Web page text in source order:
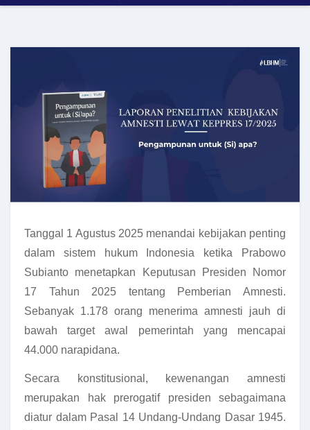
Tanggal 1 Agustus 2025 menandai kebijakan penting
dalam sistem hukum Indonesia ketika Prabowo
Subianto menetapkan Keputusan Presiden Nomor
17 Tahun 2025 tentang Pemberian Amnesti.
Sebanyak 1.178 orang menerima amnesti jauh di
bawah target awal pemerintah yang mencapai
44.000 narapidana.
Secara konstitusional, kewenangan amnesti
merupakan hak prerogatif presiden sebagaimana
diatur dalam Pasal 14 Undang-Undang Dasar 1945.